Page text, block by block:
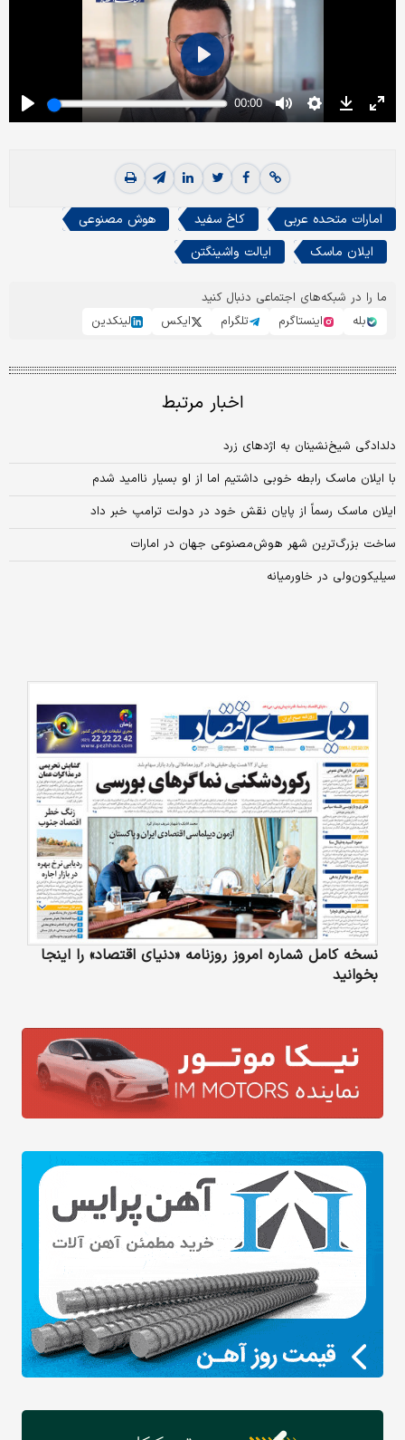
امارات متحده عربی کاخ سفید
هوش مصنوعی
ایلان ماسک
ایالت واشینگتن
ما را در شبکه‌های اجتماعی دنبال کنید
بله
اینستاگرم تلگرام ایکس لینکدین
اخبار مرتبط
دلدادگی شیخ‌نشینان به اژدهای زرد
با ایلان ماسک رابطه خوبی داشتیم اما از او بسیار ناامید شدم
ایلان ماسک رسماً از پایان نقش خود در دولت ترامپ خبر داد
ساخت بزرگ‌ترین شهر هوش‌مصنوعی جهان در امارات
سیلیکون‌ولی در خاورمیانه
نسخه کامل شماره امروز روزنامه «دنیای‌ اقتصاد» را اینجا
بخوانید